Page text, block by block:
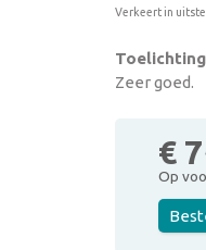
Verkeert in
Zeer goed.
€ 7
Op